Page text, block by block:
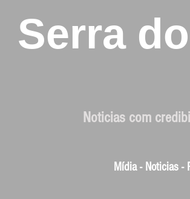
Serra
Noticias com
Mídia - Noticias -